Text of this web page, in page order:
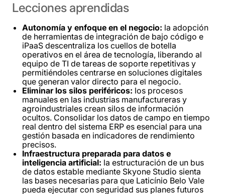
Lecciones aprendidas
Autonomía y enfoque en el negocio: la adopción
de herramientas de integración de bajo código e
iPaaS descentraliza los cuellos de botella
operativos en el área de tecnología, liberando al
equipo de TI de tareas de soporte repetitivas y
permitiéndoles centrarse en soluciones digitales
que generan valor directo para el negocio.
Eliminar los silos periféricos: los procesos
manuales en las industrias manufactureras y
agroindustriales crean silos de información
ocultos. Consolidar los datos de campo en tiempo
real dentro del sistema ERP es esencial para una
gestión basada en indicadores de rendimiento
precisos.
Infraestructura preparada para datos e
inteligencia artificial: la estructuración de un bus
de datos estable mediante Skyone Studio sienta
las bases necesarias para que Laticínio Belo Vale
pueda ejecutar con seguridad sus planes futuros